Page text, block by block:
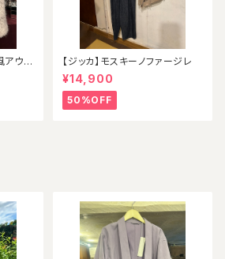
アウタ
【ジッカ】モスキーノファージレ
¥14,900
50%OFF